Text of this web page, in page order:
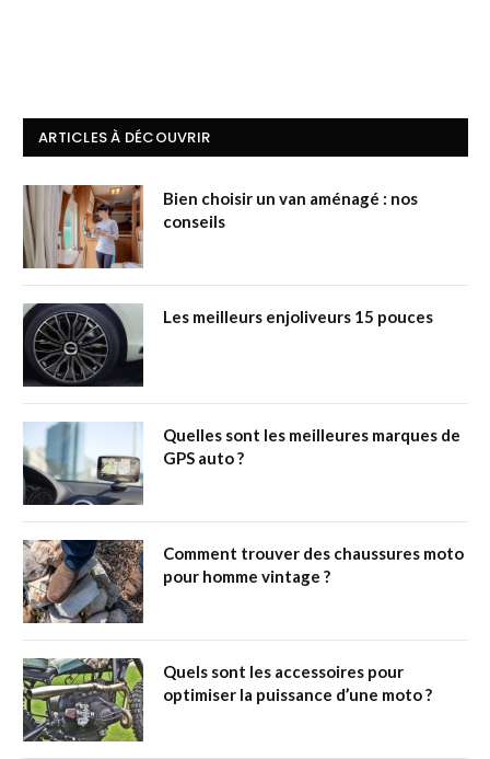
ARTICLES À DÉCOUVRIR
Bien choisir un van aménagé : nos
conseils
Les meilleurs enjoliveurs 15 pouces
Quelles sont les meilleures marques de
GPS auto ?
Comment trouver des chaussures moto
pour homme vintage ?
Quels sont les accessoires pour
optimiser la puissance d’une moto ?